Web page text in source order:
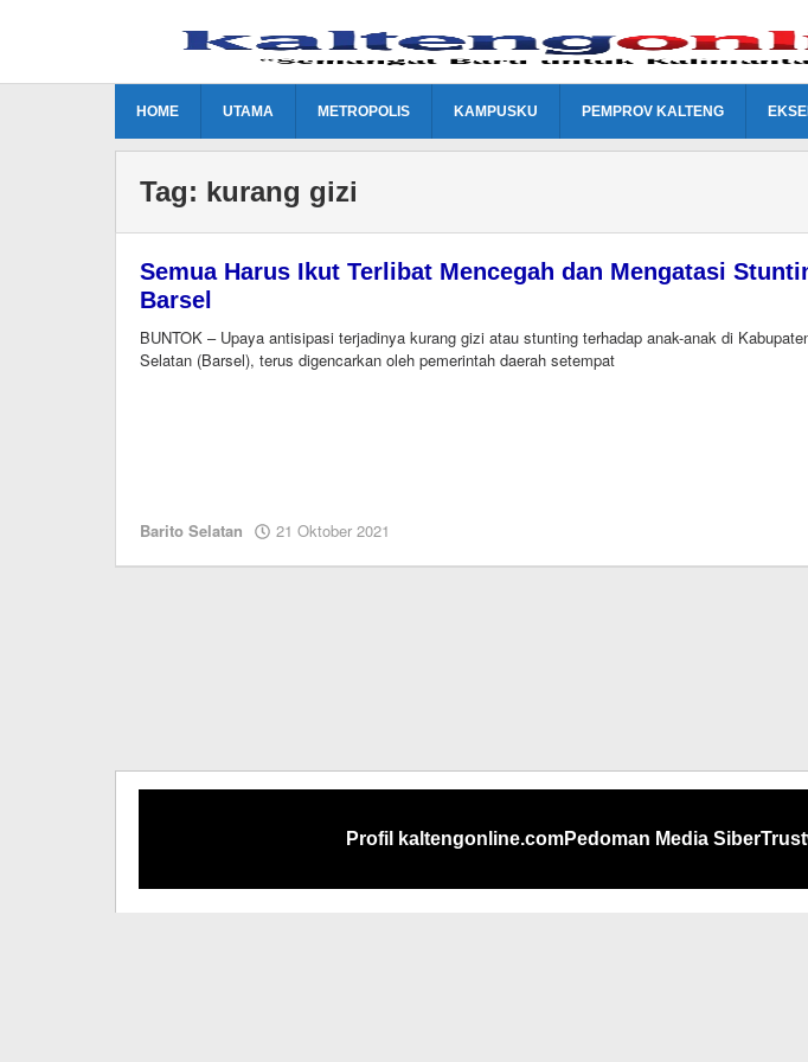
HOME UTAMA METROPOLIS KAMPUSKU PEMPROV KALTENG
Tag: kurang gizi
Semua Harus Ikut Terlibat Mencegah dan Mengatasi
Barsel
BUNTOK – Upaya antisipasi terjadinya kurang gizi atau stunting terhadap anak-anak di
Selatan (Barsel), terus digencarkan oleh pemerintah daerah setempat
Barito Selatan 21 Oktober 2021
Profil kaltengonline.comPedoman Media Siber